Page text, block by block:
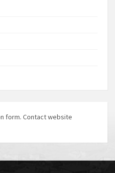
form. Contact website